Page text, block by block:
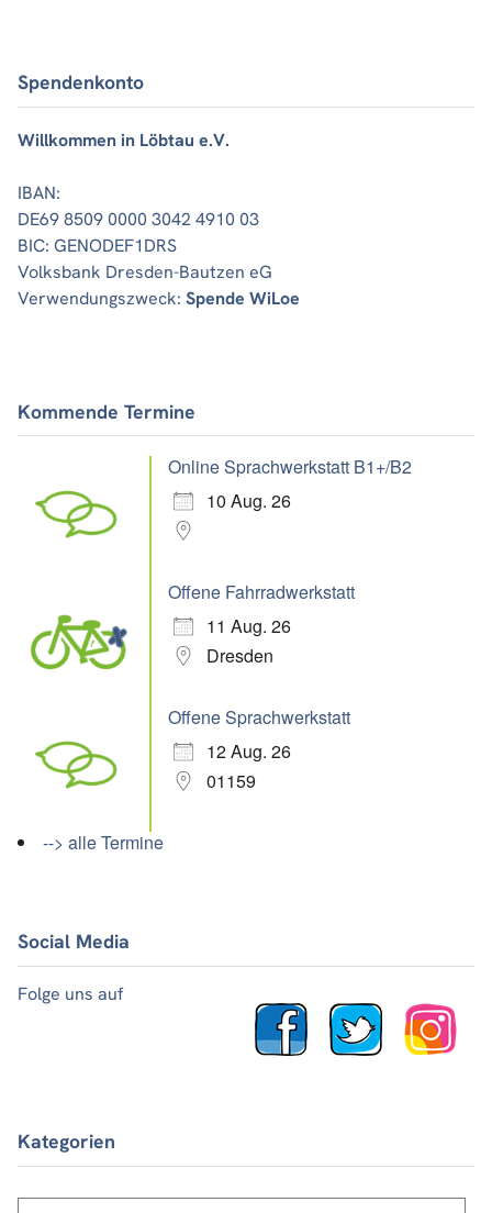
Spendenkonto
Willkommen in Löbtau e.V.
IBAN:
DE69 8509 0000 3042 4910 03
BIC: GENODEF1DRS
Volksbank Dresden-Bautzen eG
Verwendungszweck: Spende WiLoe
Kommende Termine
Online Sprachwerkstatt B1+/B2
10 Aug. 26
Offene Fahrradwerkstatt
11 Aug. 26
Dresden
Offene Sprachwerkstatt
12 Aug. 26
01159
--> alle Termine
Social Media
Folge uns auf
Kategorien
Kategorien